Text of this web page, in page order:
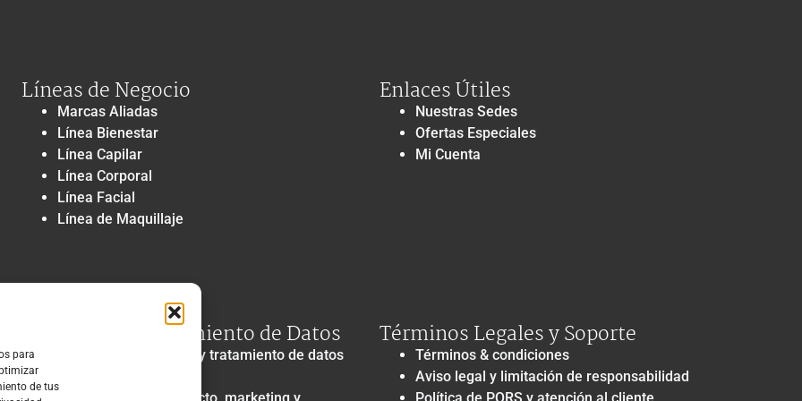
para
de tus
Líneas de Negocio
Marcas Aliadas
Línea Bienestar
Línea Capilar
Línea Corporal
Línea Facial
Línea de Maquillaje
Enlaces Útiles
Nuestras Sedes
Ofertas Especiales
Mi Cuenta
Privacidad y Tratamiento de Datos
Política de privacidad y tratamiento de datos
Términos Legales y Soporte
Términos & condiciones
Aviso legal y limitación de responsabilidad